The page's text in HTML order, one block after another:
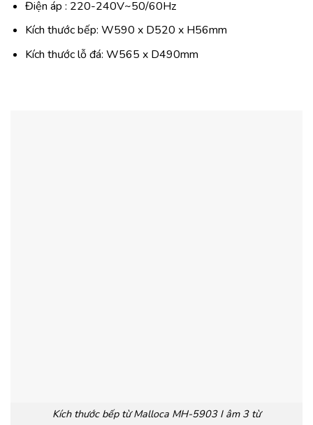
Điện áp : 220-240V~50/60Hz
Kích thước bếp: W590 x D520 x H56mm
Kích thước lỗ đá: W565 x D490mm
Kích thước bếp từ Malloca MH-5903 I âm 3 từ